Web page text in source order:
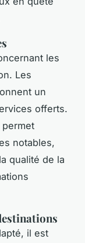
les
Les
un
offerts.
notables,
qualité de la
il est